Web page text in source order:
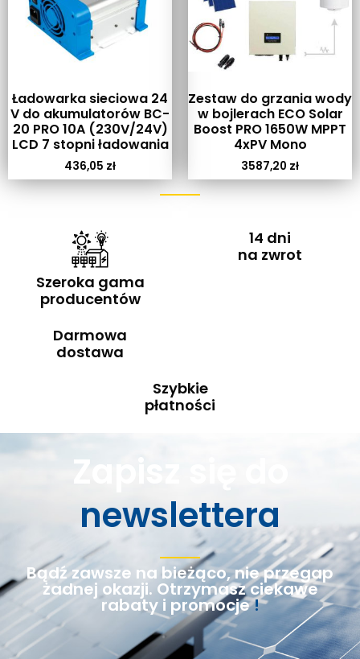
Ładowarka sieciowa 24
V do akumulatorów BC-
20 PRO 10A (230V/24V)
LCD 7 stopni ładowania
436,05 zł
Zestaw do grzania wody
w bojlerach ECO Solar
Boost PRO 1650W MPPT
4xPV Mono
3587,20 zł
Szeroka gama
producentów
14 dni
na zwrot
Darmowa
dostawa
Szybkie
płatności
Zapisz się do
newslettera
Bądź zawsze na bieżąco, nie przegap
żadnej okazji. Otrzymasz ciekawe
rabaty i promocje!